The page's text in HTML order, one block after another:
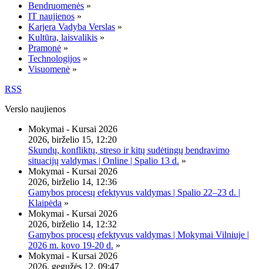
Bendruomenės »
IT naujienos »
Karjera Vadyba Verslas »
Kultūra, laisvalikis »
Pramonė »
Technologijos »
Visuomenė »
RSS
Verslo naujienos
Mokymai - Kursai 2026
2026, birželio 15, 12:20
Skundų, konfliktų, streso ir kitų sudėtingų bendravimo
situacijų valdymas | Online | Spalio 13 d. »
Mokymai - Kursai 2026
2026, birželio 14, 12:36
Gamybos procesų efektyvus valdymas | Spalio 22–23 d. |
Klaipėda »
Mokymai - Kursai 2026
2026, birželio 14, 12:32
Gamybos procesų efektyvus valdymas | Mokymai Vilniuje |
2026 m. kovo 19-20 d. »
Mokymai - Kursai 2026
2026, gegužės 12, 09:47